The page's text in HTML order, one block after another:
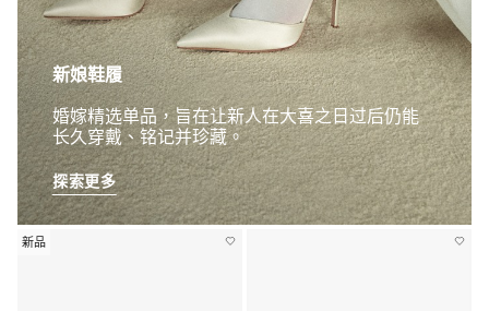
新娘鞋履
婚嫁精选单品，旨在让新人在大喜之日过后仍能
长久穿戴、铭记并珍藏。
探索更多
新品